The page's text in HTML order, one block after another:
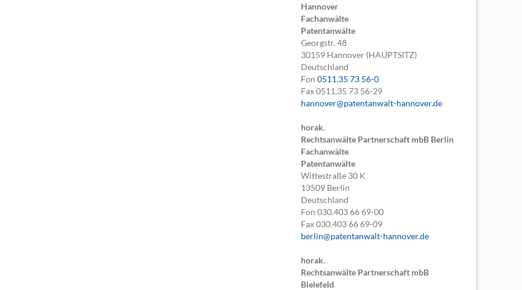
Hannover
Fachanwälte
Patentanwälte
Georgstr. 48
30159 Hannover (HAUPTSITZ)
Deutschland
Fon0511.35 73 56-0
Fax0511.35 73 56-29
hannover@patentanwalt-hannover.de
horak.
Rechtsanwälte Partnerschaft mbB Berlin
Fachanwälte
Patentanwälte
Wittestraße 30 K
13509 Berlin
Deutschland
Fon030.403 66 69-00
Fax030.403 66 69-09
berlin@patentanwalt-hannover.de
horak.
Rechtsanwälte Partnerschaft mbB
Bielefeld